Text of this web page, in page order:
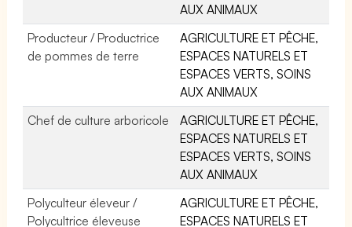
AUX ANIMAUX
Producteur / Productrice
de pommes de terre
AGRICULTURE ET PÊCHE,
ESPACES NATURELS ET
ESPACES VERTS, SOINS
AUX ANIMAUX
Chef de culture arboricole
AGRICULTURE ET PÊCHE,
ESPACES NATURELS ET
ESPACES VERTS, SOINS
AUX ANIMAUX
Polyculteur éleveur /
Polycultrice éleveuse
AGRICULTURE ET PÊCHE,
ESPACES NATURELS ET